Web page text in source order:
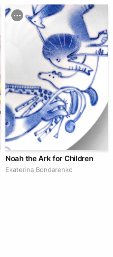
Noah the Ark for Children
Ekaterina Bondarenko